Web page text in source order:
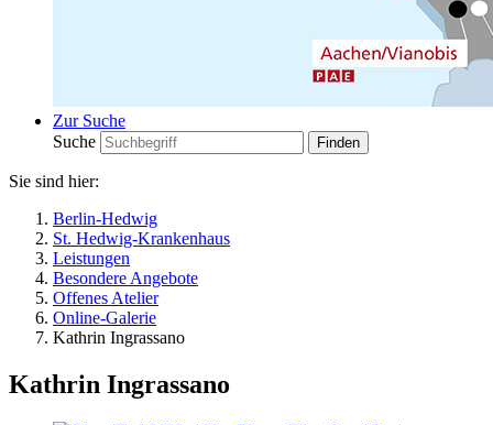
Zur Suche
Suche
Sie sind hier:
Berlin-Hedwig
St. Hedwig-Krankenhaus
Leistungen
Besondere Angebote
Offenes Atelier
Online-Galerie
Kathrin Ingrassano
Kathrin Ingrassano